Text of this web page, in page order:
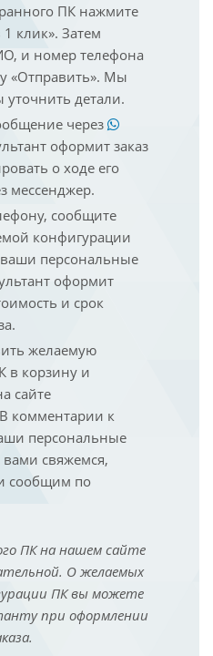
ПК нажмите
клик». Затем
и номер телефона
«Отправить». Мы
детали.
через
оформит заказ
о ходе его
мессенджер.
сообщите
конфигурации
персональные
оформит
и срок
желаемую
в корзину и
сайте
комментарии к
персональные
свяжемся,
сообщим по
ПК на нашем сайте
О желаемых
ПК вы можете
при оформлении